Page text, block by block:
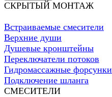
СКРЫТЫЙ МОНТАЖ
Встраиваемые смесители
Верхние души
Душевые кронштейны
Переключатели потоков
Гидромассажные форсунки
Подключение шланга
СМЕСИТЕЛИ